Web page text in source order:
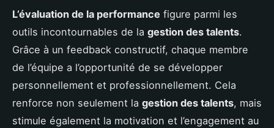
L’évaluation de la performance figure parmi les
outils incontournables de la gestion des talents.
Grâce à un feedback constructif, chaque membre
de l’équipe a l’opportunité de se développer
personnellement et professionnellement. Cela
renforce non seulement la gestion des talents, mais
stimule également la motivation et l’engagement au